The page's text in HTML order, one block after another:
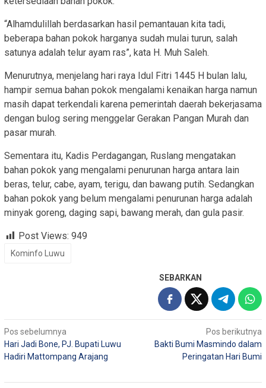
“Alhamdulillah berdasarkan hasil pemantauan kita tadi,
beberapa bahan pokok harganya sudah mulai turun, salah
satunya adalah telur ayam ras”, kata H. Muh Saleh.
Menurutnya, menjelang hari raya Idul Fitri 1445 H bulan lalu,
hampir semua bahan pokok mengalami kenaikan harga namun
masih dapat terkendali karena pemerintah daerah bekerjasama
dengan bulog sering menggelar Gerakan Pangan Murah dan
pasar murah.
Sementara itu, Kadis Perdagangan, Ruslang mengatakan
bahan pokok yang mengalami penurunan harga antara lain
beras, telur, cabe, ayam, terigu, dan bawang putih. Sedangkan
bahan pokok yang belum mengalami penurunan harga adalah
minyak goreng, daging sapi, bawang merah, dan gula pasir.
Post Views: 949
Kominfo Luwu
SEBARKAN
Navigasi
pos
Pos sebelumnya
Hari Jadi Bone, PJ. Bupati Luwu
Hadiri Mattompang Arajang
Pos berikutnya
Bakti Bumi Masmindo dalam
Peringatan Hari Bumi